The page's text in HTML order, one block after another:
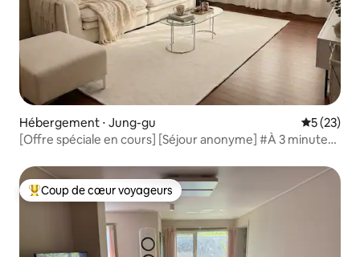
Hébergement ⋅ Jung-gu
5 (23)
[Offre spéciale en cours] [Séjour anonyme] #À 3 minutes
Queen Size #2 salles de bain #Dongseong-ro #Gyodong
#Rue Kim Gwang-seok
Coups de cœur voyageurs les plus appréciés
Coup de cœur voyageurs